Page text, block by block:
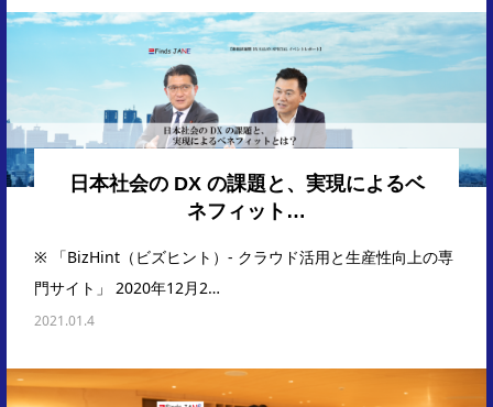
日本社会の DX の課題と、実現によるベ
ネフィット…
※ 「BizHint（ビズヒント）- クラウド活用と生産性向上の専
門サイト」 2020年12月2…
2021.01.4